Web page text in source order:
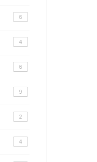
6
4
6
9
2
4